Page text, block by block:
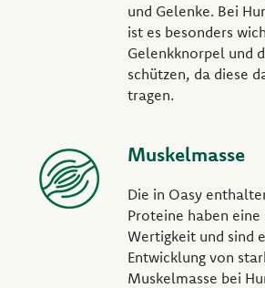
und Gelenke. Bei
ist es besonders
Gelenkknorpel und
schützen, da diese
tragen.
Muskelmasse
Die in Oasy
Proteine haben
Wertigkeit und sind
Entwicklung von
Muskelmasse bei